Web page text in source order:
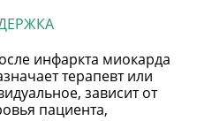
инфаркта миокарда
терапевт или
зависит от
пациента,